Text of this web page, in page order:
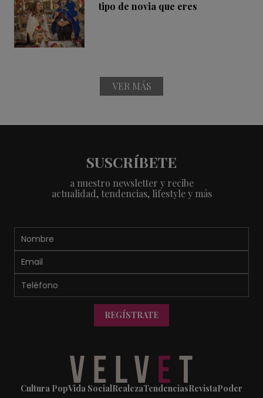
tipo de novia que eres
VER MÁS
SUSCRÍBETE
a nuestro newsletter y recibe
actualidad, tendencias, lifestyle y más
REGÍSTRATE
Cultura PopVida SocialRealezaTendenciasRevistaPoder